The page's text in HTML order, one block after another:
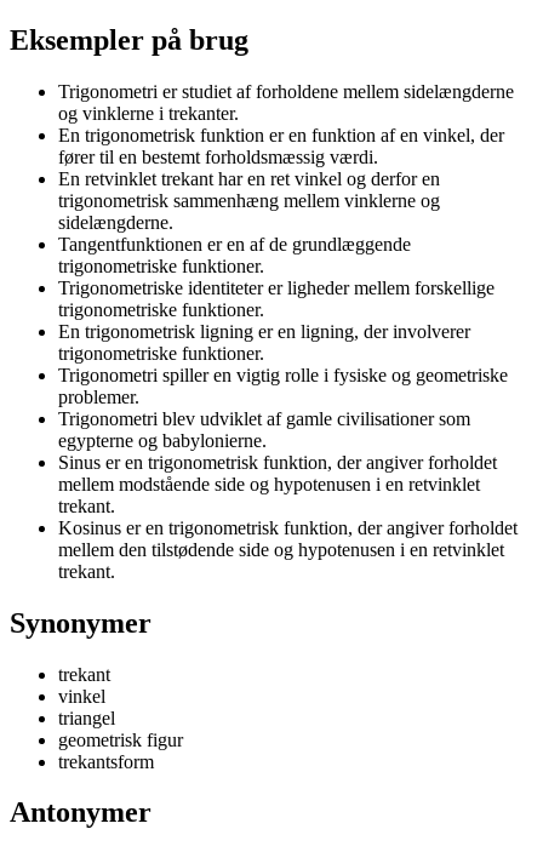
Eksempler på brug
Trigonometri er studiet af forholdene mellem sidelængderne
og vinklerne i trekanter.
En trigonometrisk funktion er en funktion af en vinkel, der
fører til en bestemt forholdsmæssig værdi.
En retvinklet trekant har en ret vinkel og derfor en
trigonometrisk sammenhæng mellem vinklerne og
sidelængderne.
Tangentfunktionen er en af de grundlæggende
trigonometriske funktioner.
Trigonometriske identiteter er ligheder mellem forskellige
trigonometriske funktioner.
En trigonometrisk ligning er en ligning, der involverer
trigonometriske funktioner.
Trigonometri spiller en vigtig rolle i fysiske og geometriske
problemer.
Trigonometri blev udviklet af gamle civilisationer som
egypterne og babylonierne.
Sinus er en trigonometrisk funktion, der angiver forholdet
mellem modstående side og hypotenusen i en retvinklet
trekant.
Kosinus er en trigonometrisk funktion, der angiver forholdet
mellem den tilstødende side og hypotenusen i en retvinklet
trekant.
Synonymer
trekant
vinkel
triangel
geometrisk figur
trekantsform
Antonymer